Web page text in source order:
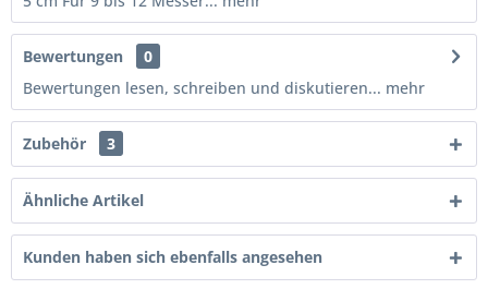
Bewertungen
0
Bewertungen lesen, schreiben und diskutieren... mehr
Zubehör 3
Ähnliche Artikel
Kunden haben sich ebenfalls angesehen